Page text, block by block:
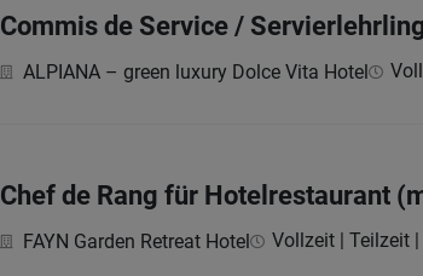
Commis de Service /
ALPIANA – green luxury Dolce Vita Hotel
Chef de Rang für Hotelrestaurant
FAYN Garden Retreat Hotel Vollzeit | Teilzeit